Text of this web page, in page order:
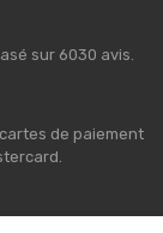
sur 6030 avis.
de paiement